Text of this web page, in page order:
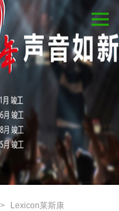
Lexicon莱斯康